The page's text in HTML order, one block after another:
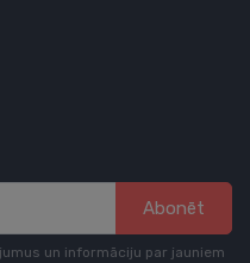
Abonēt
un informāciju par jauniem